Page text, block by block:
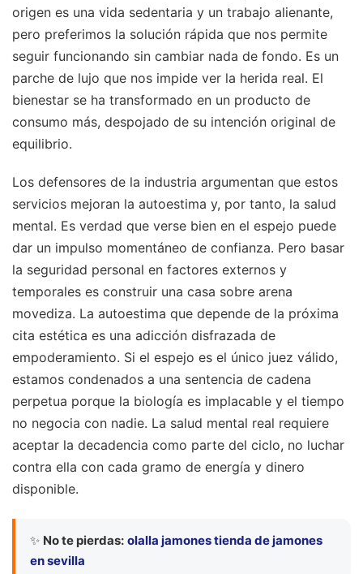
origen es una vida sedentaria y un trabajo alienante,
pero preferimos la solución rápida que nos permite
seguir funcionando sin cambiar nada de fondo. Es un
parche de lujo que nos impide ver la herida real. El
bienestar se ha transformado en un producto de
consumo más, despojado de su intención original de
equilibrio.
Los defensores de la industria argumentan que estos
servicios mejoran la autoestima y, por tanto, la salud
mental. Es verdad que verse bien en el espejo puede
dar un impulso momentáneo de confianza. Pero basar
la seguridad personal en factores externos y
temporales es construir una casa sobre arena
movediza. La autoestima que depende de la próxima
cita estética es una adicción disfrazada de
empoderamiento. Si el espejo es el único juez válido,
estamos condenados a una sentencia de cadena
perpetua porque la biología es implacable y el tiempo
no negocia con nadie. La salud mental real requiere
aceptar la decadencia como parte del ciclo, no luchar
contra ella con cada gramo de energía y dinero
disponible.
✨ No te pierdas: olalla jamones tienda de jamones
en sevilla